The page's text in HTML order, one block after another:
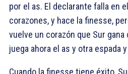
por el as. El declarante falla en
corazones, y hace la finesse,
vuelve un corazón que Sur
juega ahora el as y otra espada
Cuando la finesse tiene éxito,